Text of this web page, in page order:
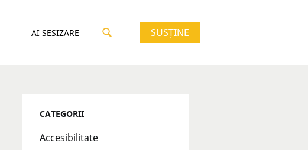
AI SESIZARE SUSȚINE
CATEGORII
Accesibilitate